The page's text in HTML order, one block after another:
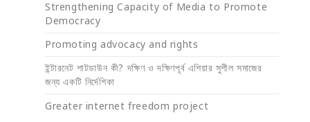
Strengthening Capacity of Media to Promote
Democracy
Promoting advocacy and rights
ইন্টারনেট শাটডাউন কী? দক্ষিণ ও দক্ষিণপূর্ব এশিয়ার সুশীল সমাজের
জন্য একটি নির্দেশিকা
Greater internet freedom project